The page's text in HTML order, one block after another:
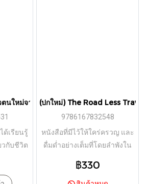
นใหม่จากลมหายใจสุดท้าย / Anita
ด้เรียนรู้
วกับชีวิต
วิตได้
(ปกใหม่) The Road Less
9786167832548
หนังสือที่มีไว้ให้ใคร่ครวญ และ
ดื่มด่ำอย่างเต็มที่โดยลำพังใน
฿330